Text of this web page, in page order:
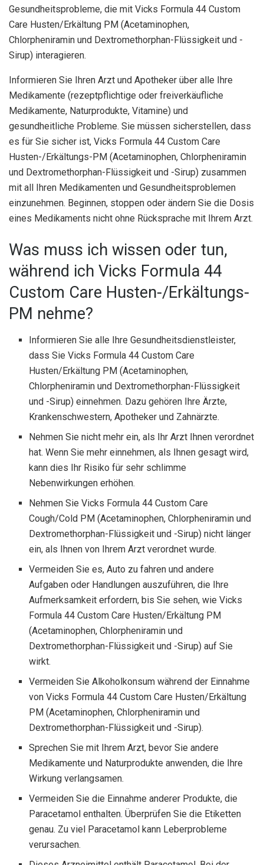
Gesundheitsprobleme, die mit Vicks Formula 44 Custom
Care Husten/Erkältung PM (Acetaminophen,
Chlorpheniramin und Dextromethorphan-Flüssigkeit und -
Sirup) interagieren.
Informieren Sie Ihren Arzt und Apotheker über alle Ihre
Medikamente (rezeptpflichtige oder freiverkäufliche
Medikamente, Naturprodukte, Vitamine) und
gesundheitliche Probleme. Sie müssen sicherstellen, dass
es für Sie sicher ist, Vicks Formula 44 Custom Care
Husten-/Erkältungs-PM (Acetaminophen, Chlorpheniramin
und Dextromethorphan-Flüssigkeit und -Sirup) zusammen
mit all Ihren Medikamenten und Gesundheitsproblemen
einzunehmen. Beginnen, stoppen oder ändern Sie die Dosis
eines Medikaments nicht ohne Rücksprache mit Ihrem Arzt.
Was muss ich wissen oder tun,
während ich Vicks Formula 44
Custom Care Husten-/Erkältungs-
PM nehme?
Informieren Sie alle Ihre Gesundheitsdienstleister,
dass Sie Vicks Formula 44 Custom Care
Husten/Erkältung PM (Acetaminophen,
Chlorpheniramin und Dextromethorphan-Flüssigkeit
und -Sirup) einnehmen. Dazu gehören Ihre Ärzte,
Krankenschwestern, Apotheker und Zahnärzte.
Nehmen Sie nicht mehr ein, als Ihr Arzt Ihnen verordnet
hat. Wenn Sie mehr einnehmen, als Ihnen gesagt wird,
kann dies Ihr Risiko für sehr schlimme
Nebenwirkungen erhöhen.
Nehmen Sie Vicks Formula 44 Custom Care
Cough/Cold PM (Acetaminophen, Chlorpheniramin und
Dextromethorphan-Flüssigkeit und -Sirup) nicht länger
ein, als Ihnen von Ihrem Arzt verordnet wurde.
Vermeiden Sie es, Auto zu fahren und andere
Aufgaben oder Handlungen auszuführen, die Ihre
Aufmerksamkeit erfordern, bis Sie sehen, wie Vicks
Formula 44 Custom Care Husten/Erkältung PM
(Acetaminophen, Chlorpheniramin und
Dextromethorphan-Flüssigkeit und -Sirup) auf Sie
wirkt.
Vermeiden Sie Alkoholkonsum während der Einnahme
von Vicks Formula 44 Custom Care Husten/Erkältung
PM (Acetaminophen, Chlorpheniramin und
Dextromethorphan-Flüssigkeit und -Sirup).
Sprechen Sie mit Ihrem Arzt, bevor Sie andere
Medikamente und Naturprodukte anwenden, die Ihre
Wirkung verlangsamen.
Vermeiden Sie die Einnahme anderer Produkte, die
Paracetamol enthalten. Überprüfen Sie die Etiketten
genau. Zu viel Paracetamol kann Leberprobleme
verursachen.